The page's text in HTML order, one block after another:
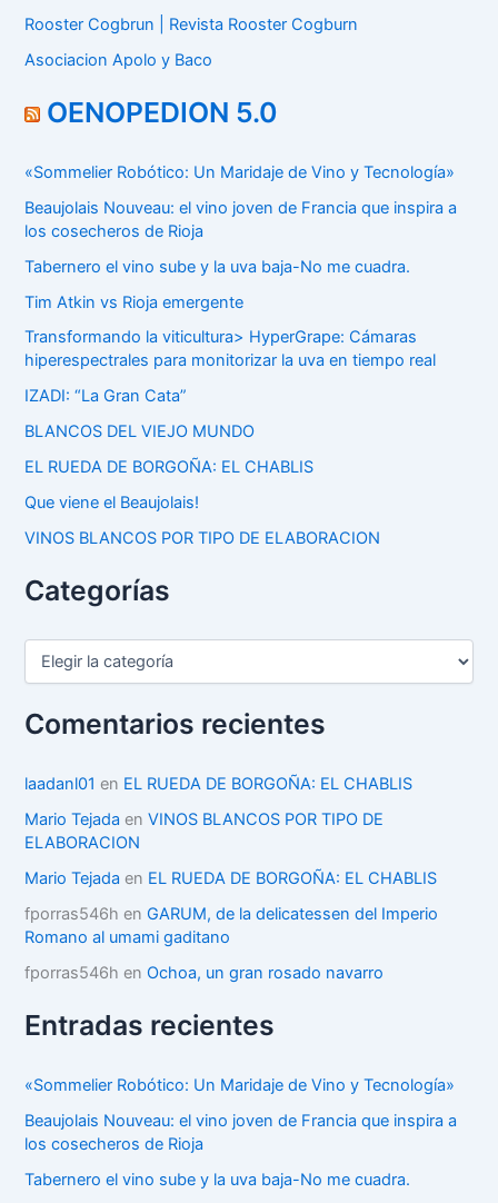
Rooster Cogbrun | Revista Rooster Cogburn
Asociacion Apolo y Baco
OENOPEDION 5.0
«Sommelier Robótico: Un Maridaje de Vino y Tecnología»
Beaujolais Nouveau: el vino joven de Francia que inspira a
los cosecheros de Rioja
Tabernero el vino sube y la uva baja-No me cuadra.
Tim Atkin vs Rioja emergente
Transformando la viticultura> HyperGrape: Cámaras
hiperespectrales para monitorizar la uva en tiempo real
IZADI: “La Gran Cata”
BLANCOS DEL VIEJO MUNDO
EL RUEDA DE BORGOÑA: EL CHABLIS
Que viene el Beaujolais!
VINOS BLANCOS POR TIPO DE ELABORACION
Categorías
C
e
g
r
a
s
Comentarios recientes
laadanl01 en EL RUEDA DE BORGOÑA: EL CHABLIS
Mario Tejada enVINOS BLANCOS POR TIPO DE
ELABORACION
Mario Tejada en EL RUEDA DE BORGOÑA: EL CHABLIS
fporras546h en GARUM, de la delicatessen del Imperio
Romano al umami gaditano
fporras546h en Ochoa, un gran rosado navarro
Entradas recientes
«Sommelier Robótico: Un Maridaje de Vino y Tecnología»
Beaujolais Nouveau: el vino joven de Francia que inspira a
los cosecheros de Rioja
Tabernero el vino sube y la uva baja-No me cuadra.